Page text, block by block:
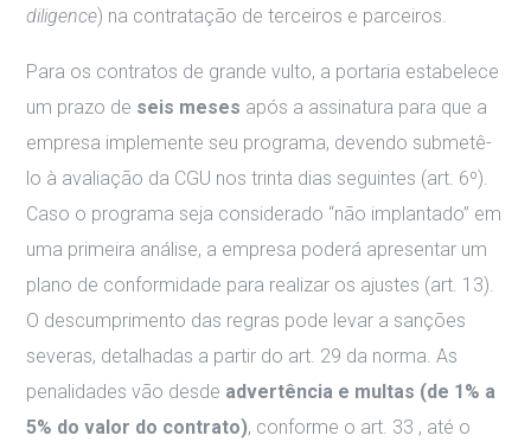
diligence) na contratação de terceiros e parceiros.
Para os contratos de grande vulto, a portaria estabelece
um prazo de seis meses após a assinatura para que a
empresa implemente seu programa, devendo submetê-
lo à avaliação da CGU nos trinta dias seguintes (art. 6º).
Caso o programa seja considerado “não implantado” em
uma primeira análise, a empresa poderá apresentar um
plano de conformidade para realizar os ajustes (art. 13).
O descumprimento das regras pode levar a sanções
severas, detalhadas a partir do art. 29 da norma. As
penalidades vão desde advertência e multas (de 1% a
5% do valor do contrato), conforme o art. 33 , até o